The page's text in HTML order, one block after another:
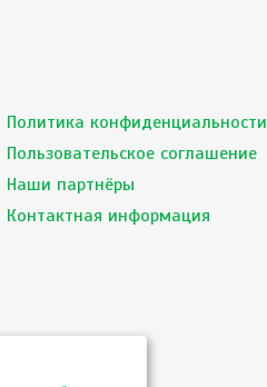
Политика конфиденциальности
Пользовательское соглашение
Наши партнёры
Контактная информация